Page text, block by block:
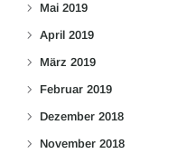
Mai 2019
April 2019
März 2019
Februar 2019
Dezember 2018
November 2018